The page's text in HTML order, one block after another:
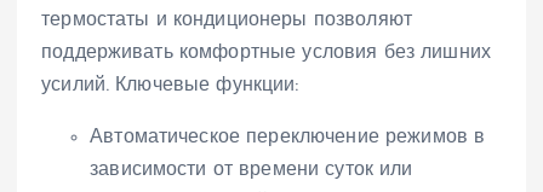
термостаты и кондиционеры позволяют
поддерживать комфортные условия без лишних
усилий. Ключевые функции:
Автоматическое переключение режимов в
зависимости от времени суток или